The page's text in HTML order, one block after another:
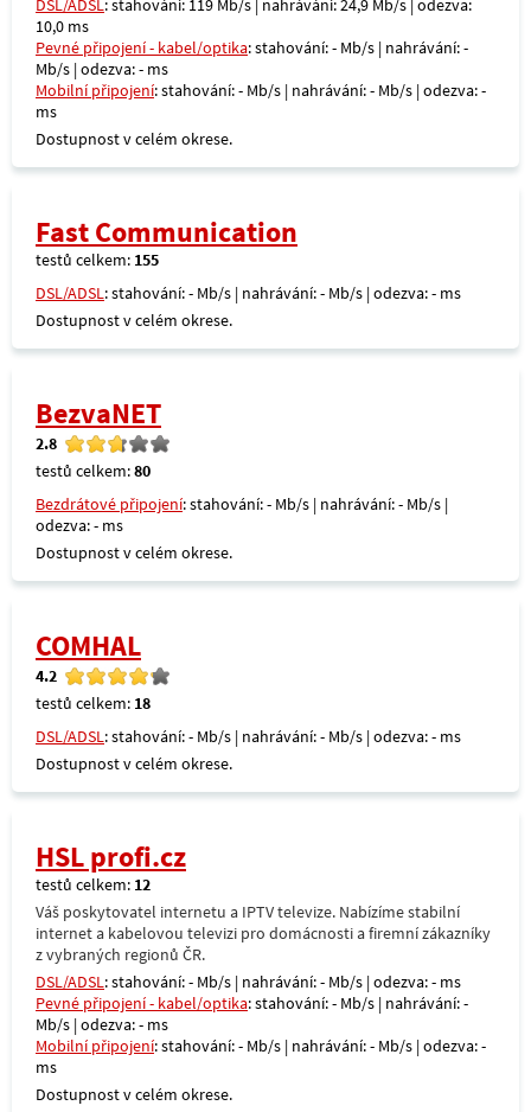
DSL/ADSL: stahování: 119 Mb/s | nahrávání: 24,9 Mb/s | odezva:
10,0 ms
Pevné připojení - kabel/optika: stahování: - Mb/s | nahrávání: -
Mb/s | odezva: - ms
Mobilní připojení: stahování: - Mb/s | nahrávání: - Mb/s | odezva: -
ms
Dostupnost v celém okrese.
Fast Communication
testů celkem: 155
DSL/ADSL: stahování: - Mb/s | nahrávání: - Mb/s | odezva: - ms
Dostupnost v celém okrese.
BezvaNET
2.8
testů celkem:80
Bezdrátové připojení: stahování: - Mb/s | nahrávání: - Mb/s |
odezva: - ms
Dostupnost v celém okrese.
COMHAL
4.2
testů celkem: 18
DSL/ADSL: stahování: - Mb/s | nahrávání: - Mb/s | odezva: - ms
Dostupnost v celém okrese.
HSL profi.cz
testů celkem: 12
Váš poskytovatel internetu a IPTV televize. Nabízíme stabilní
internet a kabelovou televizi pro domácnosti a firemní zákazníky
z vybraných regionů ČR.
DSL/ADSL: stahování: - Mb/s | nahrávání: - Mb/s | odezva: - ms
Pevné připojení - kabel/optika: stahování: - Mb/s | nahrávání: -
Mb/s | odezva: - ms
Mobilní připojení: stahování: - Mb/s | nahrávání: - Mb/s | odezva: -
ms
Dostupnost v celém okrese.